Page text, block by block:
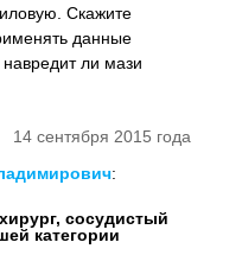
Скажите
данные
ли мази
14 сентября 2015 года
:
сосудистый
категории